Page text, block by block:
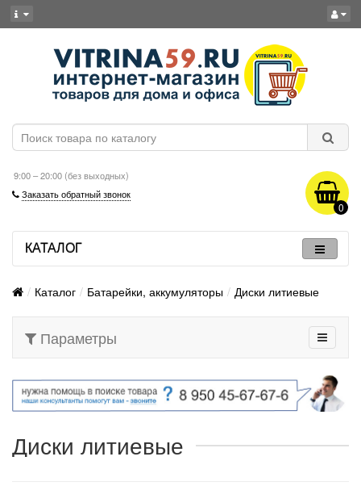
9:00 – 20:00 (без выходных)
Заказать обратный звонок
0
КАТАЛОГ
Каталог Батарейки, аккумуляторы Диски литиевые
Параметры
Диски литиевые